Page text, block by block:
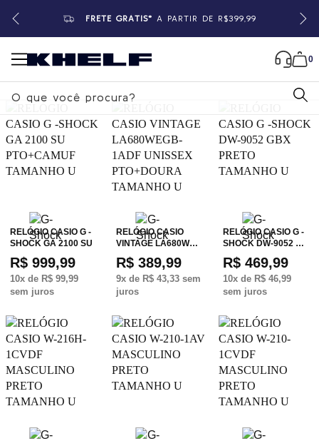
FRETE GRÁTIS* A PARTIR DE R$399,99
0
B
RELÓGIO CASIO G -
SHOCK GA 2100 SU
R$ 999,99
10x de R$ 99,99
sem juros
RELÓGIO CASIO
VINTAGE LA680W…
R$ 389,99
9x de R$ 43,33 sem
juros
RELÓGIO CASIO G -
SHOCK DW-9052 …
R$ 469,99
10x de R$ 46,99
sem juros